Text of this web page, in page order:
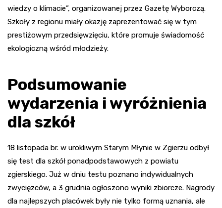
wiedzy o klimacie”, organizowanej przez Gazetę Wyborczą.
Szkoły z regionu miały okazję zaprezentować się w tym
prestiżowym przedsięwzięciu, które promuje świadomość
ekologiczną wśród młodzieży.
Podsumowanie
wydarzenia i wyróżnienia
dla szkół
18 listopada br. w urokliwym Starym Młynie w Zgierzu odbył
się test dla szkół ponadpodstawowych z powiatu
zgierskiego. Już w dniu testu poznano indywidualnych
zwycięzców, a 3 grudnia ogłoszono wyniki zbiorcze. Nagrody
dla najlepszych placówek były nie tylko formą uznania, ale